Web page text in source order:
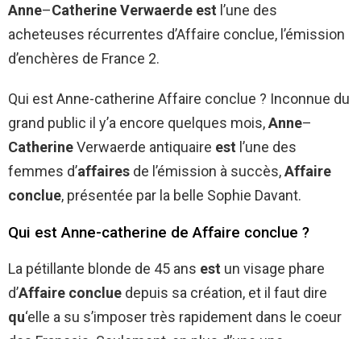
Anne–Catherine Verwaerde est l’une des
acheteuses récurrentes d’Affaire conclue, l’émission
d’enchères de France 2.
Qui est Anne-catherine Affaire conclue ? Inconnue du
grand public il y’a encore quelques mois,Anne–
CatherineVerwaerde antiquaire est l’une des
femmes d’affaires de l’émission à succès,Affaire
conclue, présentée par la belle Sophie Davant.
Qui est Anne-catherine de Affaire conclue ?
La pétillante blonde de 45 ans est un visage phare
d’Affaire conclue depuis sa création, et il faut dire
qu‘elle a su s’imposer très rapidement dans le coeur